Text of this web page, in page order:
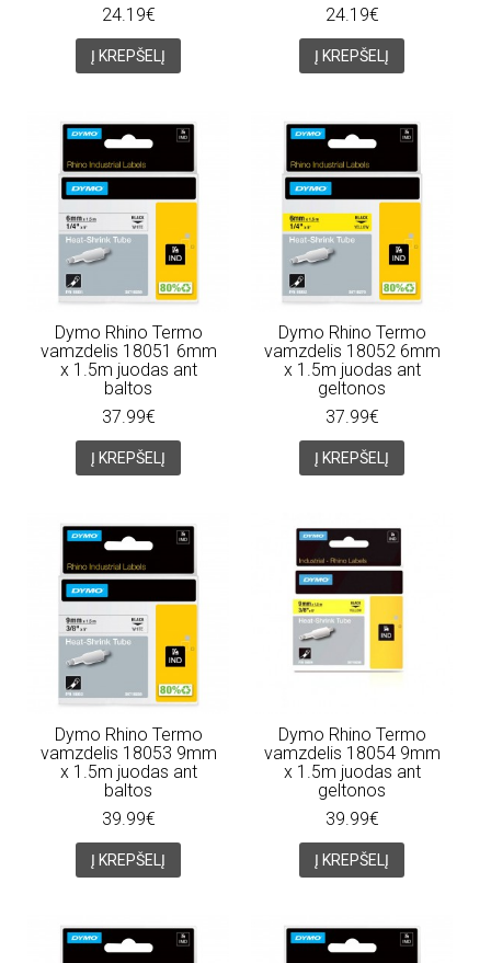
24.19€
Į KREPŠELĮ
24.19€
Į KREPŠELĮ
Dymo Rhino Termo
vamzdelis 18051 6mm
x 1.5m juodas ant
baltos
37.99€
Į KREPŠELĮ
Dymo Rhino Termo
vamzdelis 18052 6mm
x 1.5m juodas ant
geltonos
37.99€
Į KREPŠELĮ
Dymo Rhino Termo
vamzdelis 18053 9mm
x 1.5m juodas ant
baltos
39.99€
Į KREPŠELĮ
Dymo Rhino Termo
vamzdelis 18054 9mm
x 1.5m juodas ant
geltonos
39.99€
Į KREPŠELĮ